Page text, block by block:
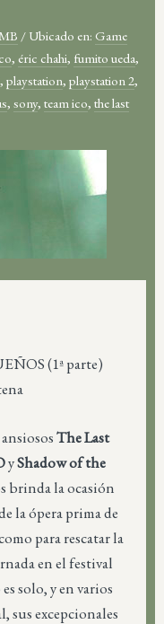
/ Ubicado en: Game
, éric chahi, fumito ueda,
, playstation, playstation 2,
, sony, team ico, the last
(1ª parte)
The Last
yShadow of the
brinda la ocasión
la ópera prima de
para rescatar la
en el festival
solo, y en varios
sus excepcionales